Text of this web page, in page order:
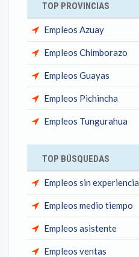
TOP PROVINCIAS
Empleos Azuay
Empleos Chimborazo
Empleos Guayas
Empleos Pichincha
Empleos Tungurahua
TOP BÚSQUEDAS
Empleos sin experiencia
Empleos medio tiempo
Empleos asistente
Empleos ventas